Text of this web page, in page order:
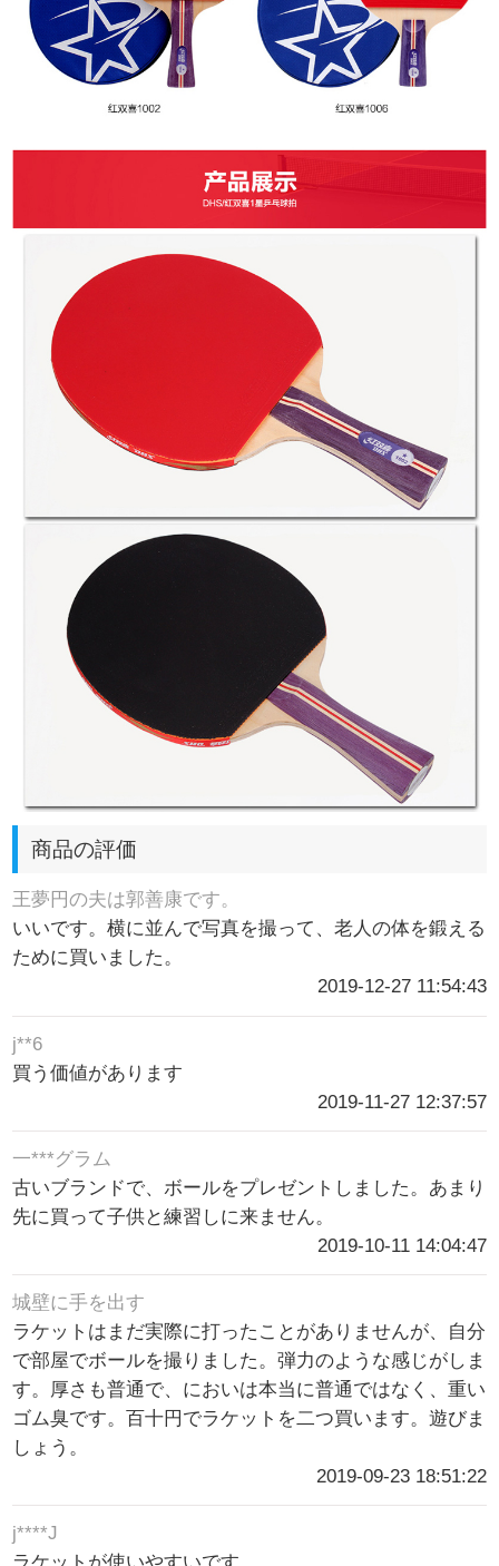
商品の評価
王夢円の夫は郭善康です。
いいです。横に並んで写真を撮って、老人の体を鍛える
ために買いました。
2019-12-27 11:54:43
j**6
買う価値があります
2019-11-27 12:37:57
一***グラム
古いブランドで、ボールをプレゼントしました。あまり
先に買って子供と練習しに来ません。
2019-10-11 14:04:47
城壁に手を出す
ラケットはまだ実際に打ったことがありませんが、自分
で部屋でボールを撮りました。弾力のような感じがしま
す。厚さも普通で、においは本当に普通ではなく、重い
ゴム臭です。百十円でラケットを二つ買います。遊びま
しょう。
2019-09-23 18:51:22
j****J